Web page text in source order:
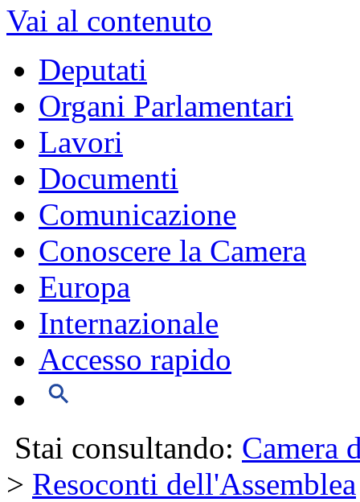
Vai al contenuto
Deputati
Organi Parlamentari
Lavori
Documenti
Comunicazione
Conoscere la Camera
Europa
Internazionale
Accesso rapido
Stai consultando: Camera
> Resoconti dell'Assemblea